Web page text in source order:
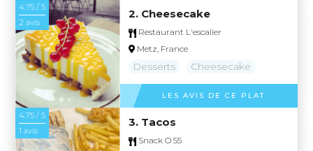
4.75 / 5
2 avis
2. Cheesecake
Restaurant L'escalier
Metz, France
Desserts Cheesecake
LES AVIS DE CE PLAT
4.75 / 5
1 avis
3. Tacos
Snack O 55